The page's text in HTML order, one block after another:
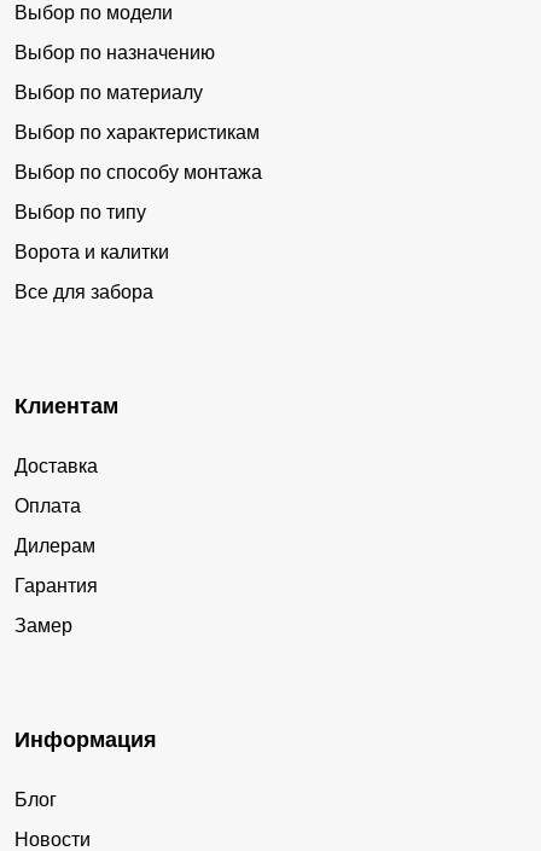
Выбор по модели
Выбор по назначению
Выбор по материалу
Выбор по характеристикам
Выбор по способу монтажа
Выбор по типу
Ворота и калитки
Все для забора
Клиентам
Доставка
Оплата
Дилерам
Гарантия
Замер
Информация
Блог
Новости